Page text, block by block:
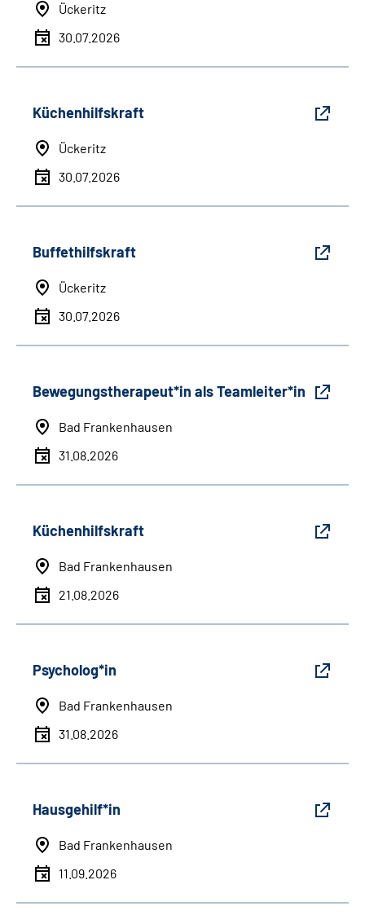
Ückeritz
30.07.2026
Küchenhilfskraft
Ückeritz
30.07.2026
Buffethilfskraft
Ückeritz
30.07.2026
Bewegungstherapeut*in als Teamleiter*in
Bad Frankenhausen
31.08.2026
Küchenhilfskraft
Bad Frankenhausen
21.08.2026
Psycholog*in
Bad Frankenhausen
31.08.2026
Hausgehilf*in
Bad Frankenhausen
11.09.2026